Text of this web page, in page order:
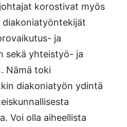
korostivat myös
diakoniatyöntekijät
ja
sekä yhteistyö- ja
Nämä toki
diakoniatyön ydintä
Voi olla aiheellista